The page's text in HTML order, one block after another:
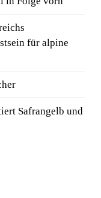
für alpine
Safrangelb und